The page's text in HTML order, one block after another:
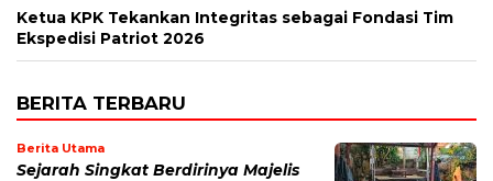
Ketua KPK Tekankan Integritas sebagai Fondasi Tim
Ekspedisi Patriot 2026
BERITA TERBARU
Berita Utama
Sejarah Singkat Berdirinya Majelis